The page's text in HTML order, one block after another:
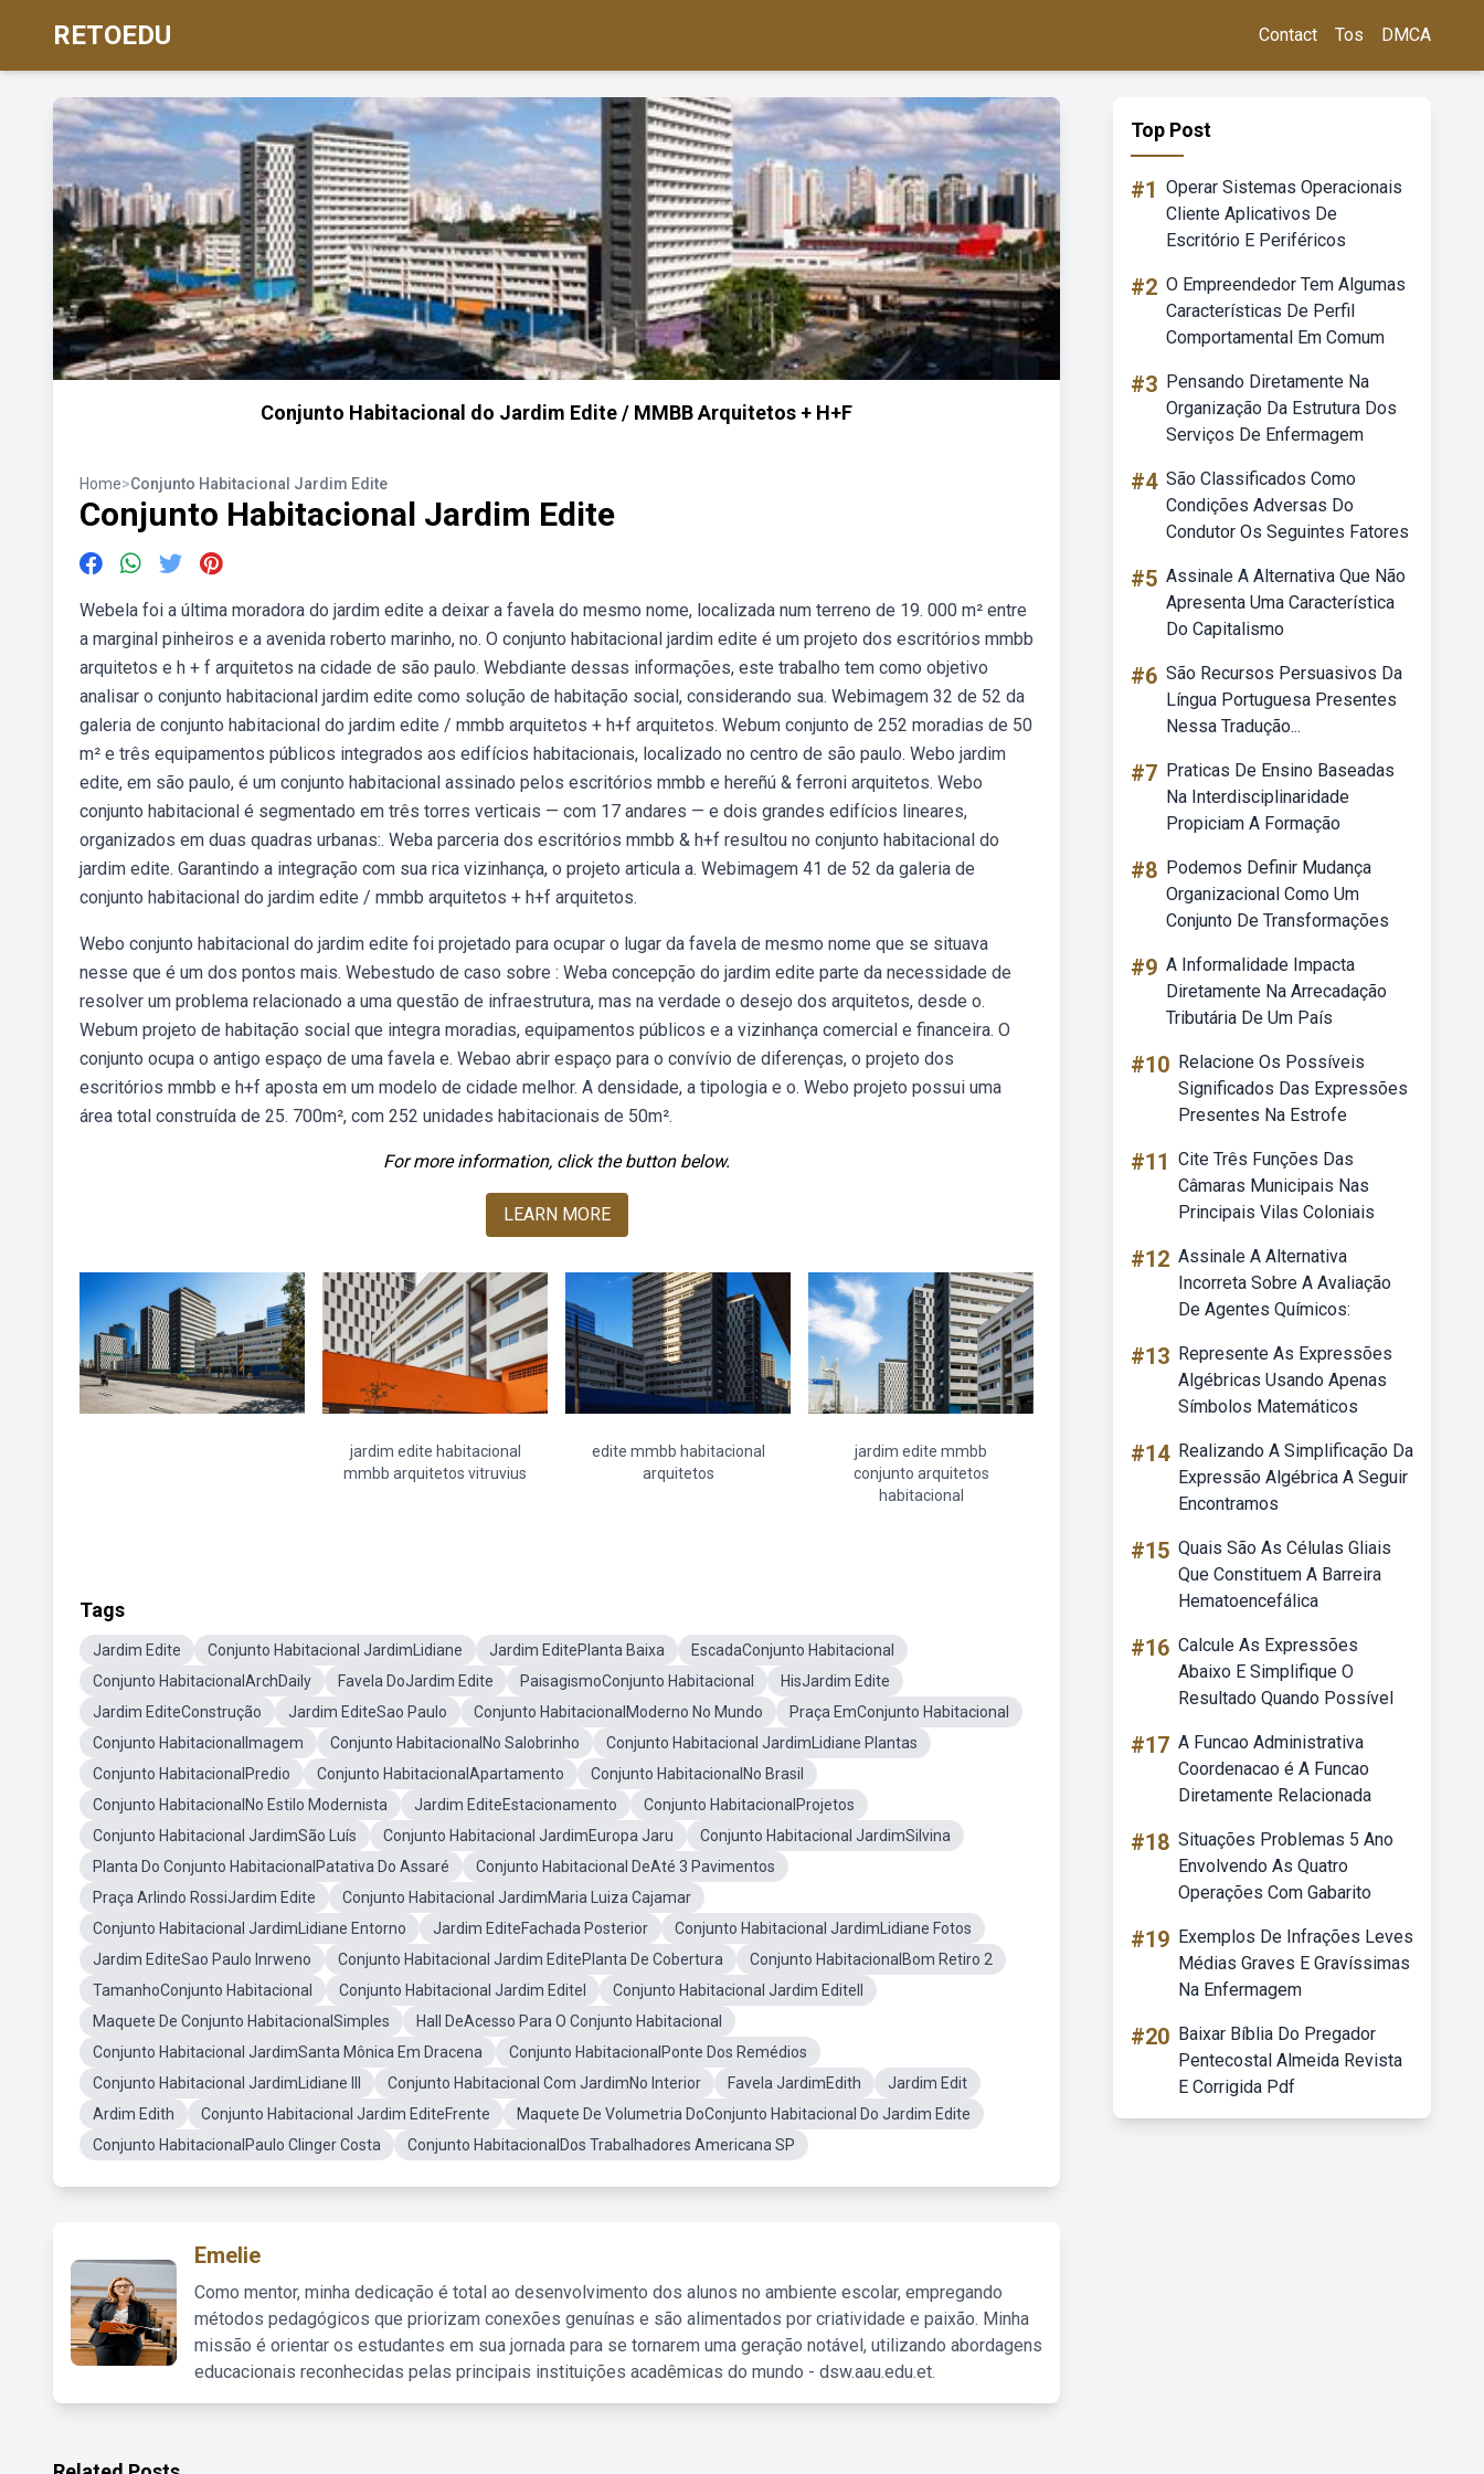
RETOEDU Contact Tos DMCA
Conjunto Habitacional do Jardim Edite / MMBB Arquitetos + H+F
Home>Conjunto Habitacional Jardim Edite
Conjunto Habitacional Jardim Edite
Webela foi a última moradora do jardim edite a deixar a favela do mesmo nome, localizada num terreno de 19. 000 m² entre
a marginal pinheiros e a avenida roberto marinho, no. O conjunto habitacional jardim edite é um projeto dos escritórios mmbb
arquitetos e h + f arquitetos na cidade de são paulo. Webdiante dessas informações, este trabalho tem como objetivo
analisar o conjunto habitacional jardim edite como solução de habitação social, considerando sua. Webimagem 32 de 52 da
galeria de conjunto habitacional do jardim edite / mmbb arquitetos + h+f arquitetos. Webum conjunto de 252 moradias de 50
m² e três equipamentos públicos integrados aos edifícios habitacionais, localizado no centro de são paulo. Webo jardim
edite, em são paulo, é um conjunto habitacional assinado pelos escritórios mmbb e hereñú & ferroni arquitetos. Webo
conjunto habitacional é segmentado em três torres verticais — com 17 andares — e dois grandes edifícios lineares,
organizados em duas quadras urbanas:. Weba parceria dos escritórios mmbb & h+f resultou no conjunto habitacional do
jardim edite. Garantindo a integração com sua rica vizinhança, o projeto articula a. Webimagem 41 de 52 da galeria de
conjunto habitacional do jardim edite / mmbb arquitetos + h+f arquitetos.
Webo conjunto habitacional do jardim edite foi projetado para ocupar o lugar da favela de mesmo nome que se situava
nesse que é um dos pontos mais. Webestudo de caso sobre : Weba concepção do jardim edite parte da necessidade de
resolver um problema relacionado a uma questão de infraestrutura, mas na verdade o desejo dos arquitetos, desde o.
Webum projeto de habitação social que integra moradias, equipamentos públicos e a vizinhança comercial e financeira. O
conjunto ocupa o antigo espaço de uma favela e. Webao abrir espaço para o convívio de diferenças, o projeto dos
escritórios mmbb e h+f aposta em um modelo de cidade melhor. A densidade, a tipologia e o. Webo projeto possui uma
área total construída de 25. 700m², com 252 unidades habitacionais de 50m².
For more information, click the button below.
LEARN MORE
jardim edite habitacional
mmbb arquitetos vitruvius
edite mmbb habitacional
arquitetos
jardim edite mmbb
conjunto arquitetos
habitacional
Tags
Jardim Edite Conjunto Habitacional JardimLidiane Jardim EditePlanta Baixa
EscadaConjunto Habitacional
Conjunto HabitacionalArchDaily
Favela DoJardim Edite PaisagismoConjunto Habitacional
HisJardim Edite
Jardim EditeConstrução
Jardim EditeSao Paulo Conjunto HabitacionalModerno No Mundo
Praça EmConjunto Habitacional
Conjunto HabitacionalImagem
Conjunto HabitacionalNo Salobrinho
Conjunto Habitacional JardimLidiane Plantas
Conjunto HabitacionalPredio
Conjunto HabitacionalApartamento
Conjunto HabitacionalNo Brasil
Conjunto HabitacionalNo Estilo Modernista
Jardim EditeEstacionamento
Conjunto HabitacionalProjetos
Conjunto Habitacional JardimSão Luís
Conjunto Habitacional JardimEuropa Jaru
Conjunto Habitacional JardimSilvina
Planta Do Conjunto HabitacionalPatativa Do Assaré
Conjunto Habitacional DeAté 3 Pavimentos
Praça Arlindo RossiJardim Edite
Conjunto Habitacional JardimMaria Luiza Cajamar
Conjunto Habitacional JardimLidiane Entorno
Jardim EditeFachada Posterior
Conjunto Habitacional JardimLidiane Fotos
Jardim EditeSao Paulo Inrweno
Conjunto Habitacional Jardim EditePlanta De Cobertura
Conjunto HabitacionalBom Retiro 2
TamanhoConjunto Habitacional
Conjunto Habitacional Jardim EditeI
Conjunto Habitacional Jardim EditeII
Maquete De Conjunto HabitacionalSimples
Hall DeAcesso Para O Conjunto Habitacional
Conjunto Habitacional JardimSanta Mônica Em Dracena
Conjunto HabitacionalPonte Dos Remédios
Conjunto Habitacional JardimLidiane III
Conjunto Habitacional Com JardimNo Interior Favela JardimEdith
Jardim Edit
Ardim Edith
Conjunto Habitacional Jardim EditeFrente
Maquete De Volumetria DoConjunto Habitacional Do Jardim Edite
Conjunto HabitacionalPaulo Clinger Costa
Conjunto HabitacionalDos Trabalhadores Americana SP
Emelie
Como mentor, minha dedicação é total ao desenvolvimento dos alunos no ambiente escolar, empregando
métodos pedagógicos que priorizam conexões genuínas e são alimentados por criatividade e paixão. Minha
missão é orientar os estudantes em sua jornada para se tornarem uma geração notável, utilizando abordagens
educacionais reconhecidas pelas principais instituições acadêmicas do mundo - dsw.aau.edu.et.
Top Post
#1 Operar Sistemas Operacionais
Cliente Aplicativos De
Escritório E Periféricos
#2 O Empreendedor Tem Algumas
Características De Perfil
Comportamental Em Comum
#3 Pensando Diretamente Na
Organização Da Estrutura Dos
Serviços De Enfermagem
#4 São Classificados Como
Condições Adversas Do
Condutor Os Seguintes Fatores
#5 Assinale A Alternativa Que Não
Apresenta Uma Característica
Do Capitalismo
#6 São Recursos Persuasivos Da
Língua Portuguesa Presentes
Nessa Tradução...
#7 Praticas De Ensino Baseadas
Na Interdisciplinaridade
Propiciam A Formação
#8 Podemos Definir Mudança
Organizacional Como Um
Conjunto De Transformações
#9 A Informalidade Impacta
Diretamente Na Arrecadação
Tributária De Um País
#10 Relacione Os Possíveis
Significados Das Expressões
Presentes Na Estrofe
#11 Cite Três Funções Das
Câmaras Municipais Nas
Principais Vilas Coloniais
#12 Assinale A Alternativa
Incorreta Sobre A Avaliação
De Agentes Químicos:
#13 Represente As Expressões
Algébricas Usando Apenas
Símbolos Matemáticos
#14 Realizando A Simplificação Da
Expressão Algébrica A Seguir
Encontramos
#15 Quais São As Células Gliais
Que Constituem A Barreira
Hematoencefálica
#16 Calcule As Expressões
Abaixo E Simplifique O
Resultado Quando Possível
#17 A Funcao Administrativa
Coordenacao é A Funcao
Diretamente Relacionada
#18 Situações Problemas 5 Ano
Envolvendo As Quatro
Operações Com Gabarito
#19 Exemplos De Infrações Leves
Médias Graves E Gravíssimas
Na Enfermagem
#20 Baixar Bíblia Do Pregador
Pentecostal Almeida Revista
E Corrigida Pdf